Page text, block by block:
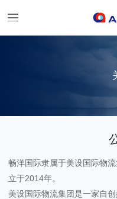
畅洋国际隶属于美设国际物
立于2014年。
美设国际物流集团是一家自